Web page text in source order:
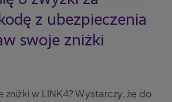
z ubezpieczenia
swoje zniżki
zniżki w LINK4? Wystarczy, że do